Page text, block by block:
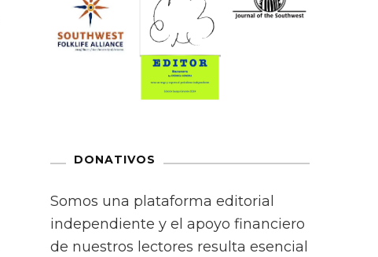
DONATIVOS
Somos una plataforma editorial
independiente y el apoyo financiero
de nuestros lectores resulta esencial